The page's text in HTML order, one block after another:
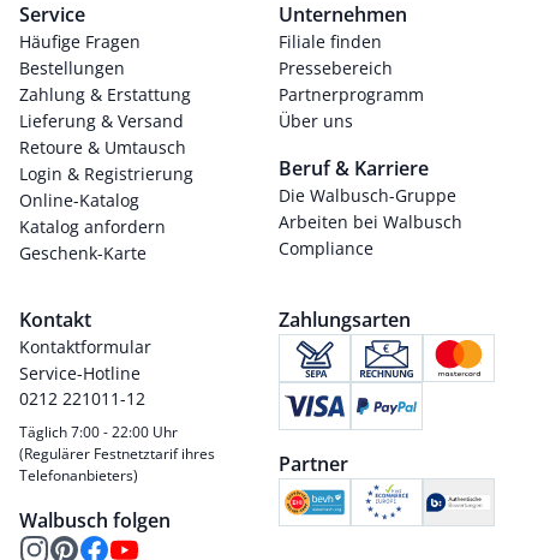
Service
Häufige Fragen
Bestellungen
Zahlung & Erstattung
Lieferung & Versand
Retoure & Umtausch
Login & Registrierung
Online-Katalog
Katalog anfordern
Geschenk-Karte
Unternehmen
Filiale finden
Pressebereich
Partnerprogramm
Über uns
Beruf & Karriere
Die Walbusch-Gruppe
Arbeiten bei Walbusch
Compliance
Kontakt
Kontaktformular
Service-Hotline
0212 221011-12
Täglich 7:00 - 22:00 Uhr
(Regulärer Festnetztarif ihres
Telefonanbieters)
Walbusch folgen
Zahlungsarten
Partner